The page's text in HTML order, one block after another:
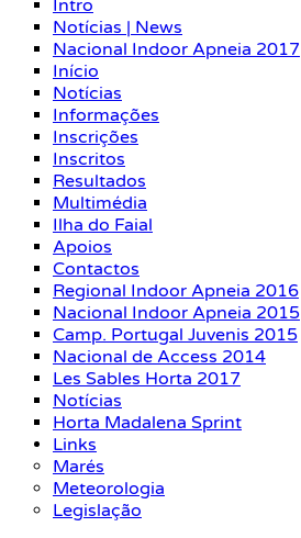
Intro
Notícias | News
Nacional Indoor Apneia 2017
Início
Notícias
Informações
Inscrições
Inscritos
Resultados
Multimédia
Ilha do Faial
Apoios
Contactos
Regional Indoor Apneia 2016
Nacional Indoor Apneia 2015
Camp. Portugal Juvenis 2015
Nacional de Access 2014
Les Sables Horta 2017
Notícias
Horta Madalena Sprint
Links
Marés
Meteorologia
Legislação